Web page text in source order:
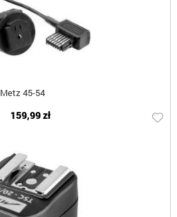
Metz 45-54
159,99 zł